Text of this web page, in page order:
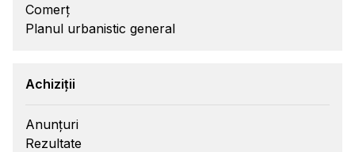
Comerț
Planul urbanistic general
Achiziții
Anunțuri
Rezultate